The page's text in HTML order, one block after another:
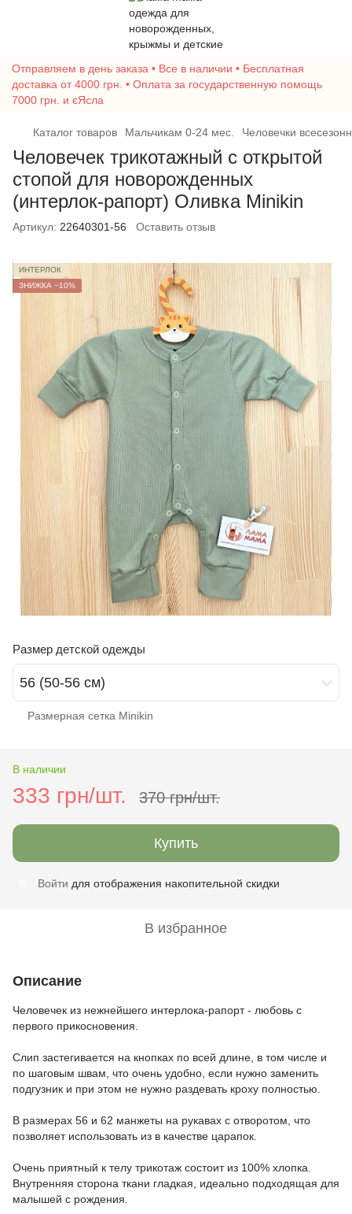
Отправляем в день заказа • Все в наличии • Бесплатная
доставка от 4000 грн. • Оплата за государственную помощь
7000 грн. и єЯсла
Каталог товаров Мальчикам 0-24 мес. Человечки
Человечек трикотажный с открытой
стопой для новорожденных
(интерлок-рапорт) Оливка Minikin
Артикул: 22640301-56 Оставить отзыв
ИНТЕРЛОК
ЗНИЖКА −10%
Размер детской одежды
56 (50-56 см)
Размерная сетка Minikin
В наличии
333 грн/шт. 370 грн/шт.
Купить
Войти для отображения накопительной скидки
В избранное
Описание
Человечек из нежнейшего интерлока-рапорт - любовь с
первого прикосновения.
Слип застегивается на кнопках по всей длине, в том числе и
по шаговым швам, что очень удобно, если нужно заменить
подгузник и при этом не нужно раздевать кроху полностью.
В размерах 56 и 62 манжеты на рукавах с отворотом, что
позволяет использовать из в качестве царапок.
Очень приятный к телу трикотаж состоит из 100% хлопка.
Внутренняя сторона ткани гладкая, идеально подходящая для
малышей с рождения.